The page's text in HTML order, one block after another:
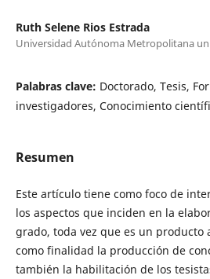
Ruth Selene Rios Estrada
Universidad Autónoma Metropolitana
Palabras clave: Doctorado, Tesis,
investigadores, Conocimiento
Resumen
Este artículo tiene como foco de
los aspectos que inciden en la
grado, toda vez que es un producto
como finalidad la producción de
también la habilitación de los